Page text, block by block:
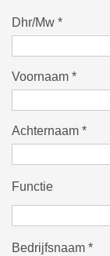
Dhr/Mw *
Voornaam *
Achternaam *
Functie
Bedrijfsnaam *